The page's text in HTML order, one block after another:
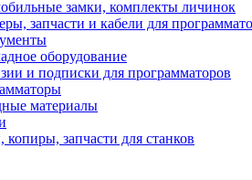
замки, комплекты личинок
запчасти и кабели для
оборудование
и подписки для программаторов
материалы
копиры, запчасти для станков